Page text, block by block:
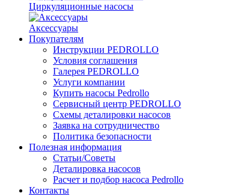
Циркуляционные насосы
Аксессуары
Покупателям
Инструкции PEDROLLO
Условия соглашения
Галерея PEDROLLO
Услуги компании
Купить насосы Pedrollo
Сервисный центр PEDROLLO
Схемы деталировки насосов
Заявка на сотрудничество
Политика безопасности
Полезная информация
Статьи/Советы
Деталировка насосов
Расчет и подбор насоса Pedrollo
Контакты